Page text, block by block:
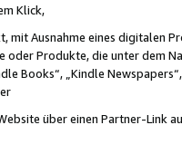
Klick,
Ausnahme eines digitalen
Produkte, die unter dem
Books“, „Kindle
über einen Partner-Link